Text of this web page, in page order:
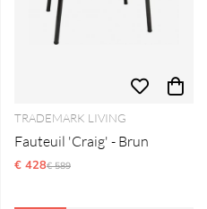
TRADEMARK LIVING
Fauteuil 'Craig' - Brun
€ 428Prix régulier:
€ 589